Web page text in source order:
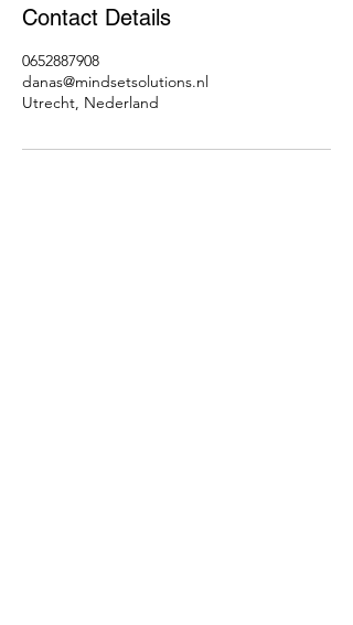
Contact Details
0652887908
danas@mindsetsolutions.nl
Utrecht, Nederland